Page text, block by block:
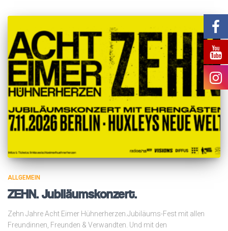
ALLGEMEIN
ZEHN. Jubiläumskonzert.
Zehn Jahre Acht Eimer Hühnerherzen.Jubiläums-Fest mit allen
Freundinnen, Freunden & Verwandten. Und mit den